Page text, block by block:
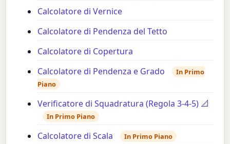
Calcolatore di Vernice
Calcolatore di Pendenza del Tetto
Calcolatore di Copertura
Calcolatore di Pendenza e Grado
In Primo
Piano
Verificatore di Squadratura (Regola 3-4-5) 📐
In Primo Piano
Calcolatore di Scala In Primo Piano